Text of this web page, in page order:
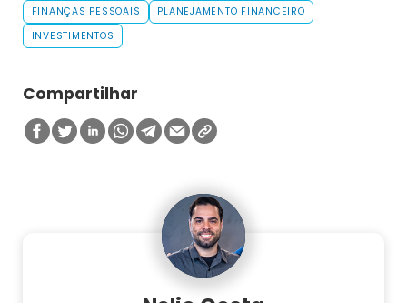
FINANÇAS PESSOAIS
PLANEJAMENTO FINANCEIRO
INVESTIMENTOS
Compartilhar